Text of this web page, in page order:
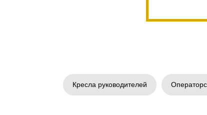
Кресла руководителей